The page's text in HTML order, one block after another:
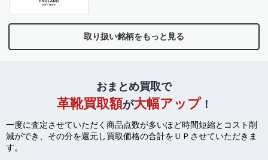
取り扱い銘柄をもっと見る
おまとめ買取で
革靴買取額が大幅アップ！
一度に査定させていただく商品点数が多いほど時間短縮とコスト削
減ができ、 その分を還元し買取価格の合計をＵＰさせていただきま
す。